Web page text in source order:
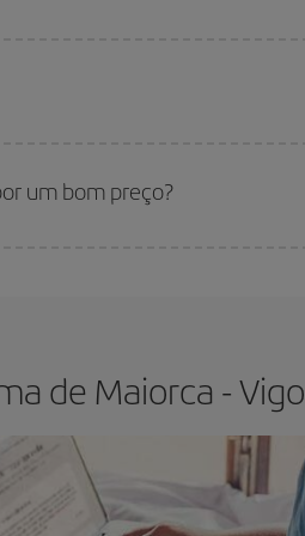
um bom preço?
de Maiorca - Vigo